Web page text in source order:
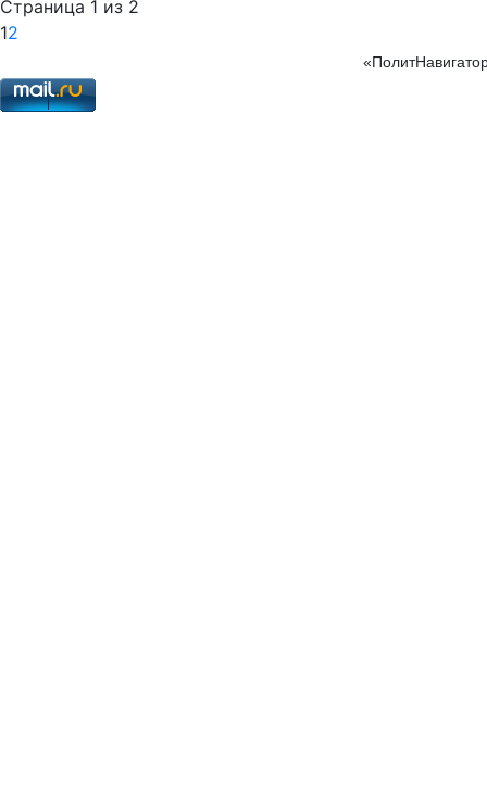
Страница 1 из 2
12